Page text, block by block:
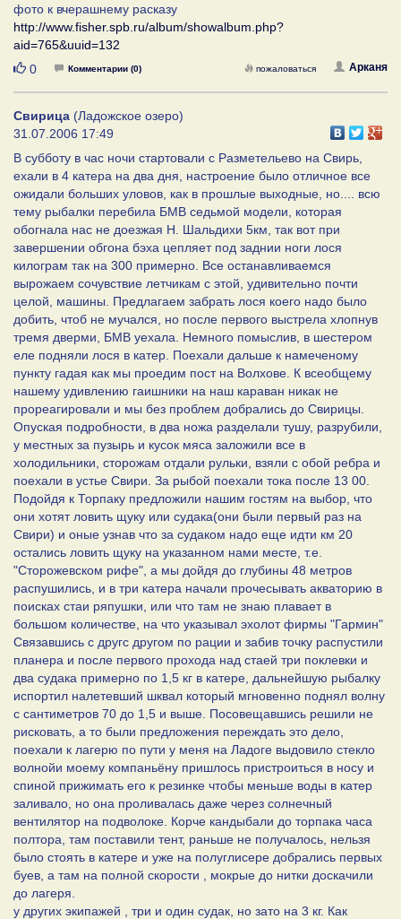
фото к вчерашнему расказу
http://www.fisher.spb.ru/album/showalbum.php?
aid=765&uuid=132
Нравится
0 Комментарии (0) Арканя
пожаловаться
Свирица (Ладожское озеро)
31.07.2006 17:49
В субботу в час ночи стартовали с Разметельево на Свирь,
ехали в 4 катера на два дня, настроение было отличное все
ожидали больших уловов, как в прошлые выходные, но.... всю
тему рыбалки перебила БМВ седьмой модели, которая
обогнала нас не доезжая Н. Шальдихи 5км, так вот при
завершении обгона бэха цепляет под заднии ноги лося
килограм так на 300 примерно. Все останавливаемся
вырожаем сочувствие летчикам с этой, удивительно почти
целой, машины. Предлагаем забрать лося коего надо было
добить, чтоб не мучался, но после первого выстрела хлопнув
тремя дверми, БМВ уехала. Немного помыслив, в шестером
еле подняли лося в катер. Поехали дальше к намеченому
пункту гадая как мы проедим пост на Волхове. К всеобщему
нашему удивлению гаишники на наш караван никак не
прореагировали и мы без проблем добрались до Свирицы.
Опуская подробности, в два ножа разделали тушу, разрубили,
у местных за пузырь и кусок мяса заложили все в
холодильники, сторожам отдали рульки, взяли с обой ребра и
поехали в устье Свири. За рыбой поехали тока после 13 00.
Подойдя к Торпаку предложили нашим гостям на выбор, что
они хотят ловить щуку или судака(они были первый раз на
Свири) и оные узнав что за судаком надо еще идти км 20
остались ловить щуку на указанном нами месте, т.е.
"Сторожевском рифе", а мы дойдя до глубины 48 метров
распушились, и в три катера начали прочесывать акваторию в
поисках стаи ряпушки, или что там не знаю плавает в
большом количестве, на что указывал эхолот фирмы "Гармин"
Связавшись с другс другом по рации и забив точку распустили
планера и после первого прохода над стаей три поклевки и
два судака примерно по 1,5 кг в катере, дальнейшую рыбалку
испортил налетевший шквал который мгновенно поднял волну
с сантиметров 70 до 1,5 и выше. Посовещавшись решили не
рисковать, а то были предложения переждать это дело,
поехали к лагерю по пути у меня на Ладоге выдовило стекло
волнойи моему компаньёну пришлось пристроиться в носу и
спиной прижимать его к резинке чтобы меньше воды в катер
заливало, но она проливалась даже через солнечный
вентилятор на подволоке. Корче кандыбали до торпака часа
полтора, там поставили тент, раньше не получалось, нельзя
было стоять в катере и уже на полуглисере добрались первых
буев, а там на полной скорости , мокрые до нитки доскачили
до лагеря.
у других экипажей , три и один судак, но зато на 3 кг. Как